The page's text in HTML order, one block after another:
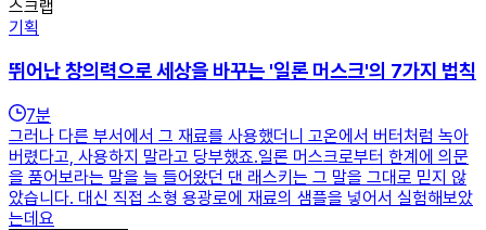
스크랩
기획
뛰어난 창의력으로 세상을 바꾸는 '일론 머스크'의 7가지 법칙
7분
그러나 다른 부서에서 그 재료를 사용했더니 고온에서 버터처럼 녹아
버렸다고, 사용하지 말라고 당부했죠.일론 머스크로부터 한계에 의문
을 품어보라는 말을 늘 들어왔던 댄 래스키는 그 말을 그대로 믿지 않
았습니다. 대신 직접 소형 용광로에 재료의 샘플을 넣어서 실험해보았
는데요